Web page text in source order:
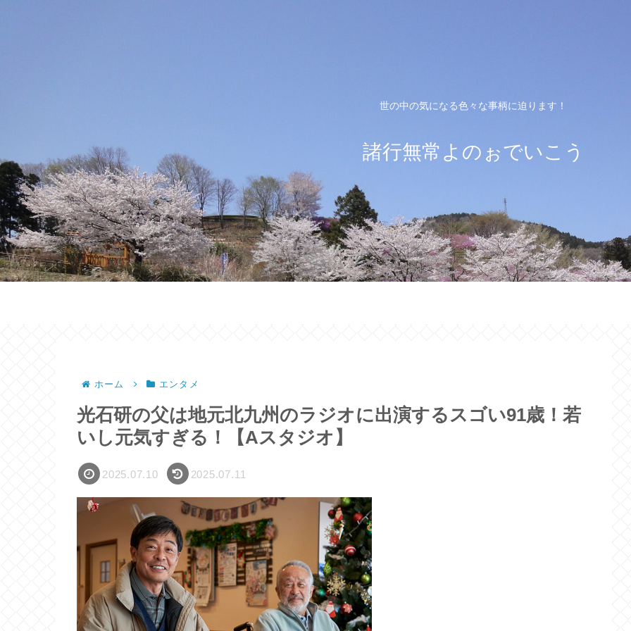
世の中の気になる色々な事柄に迫ります！
諸行無常よのぉでいこう
ホーム エンタメ
光石研の父は地元北九州のラジオに出演するスゴい91歳！若
いし元気すぎる！【Aスタジオ】
2025.07.10 2025.07.11